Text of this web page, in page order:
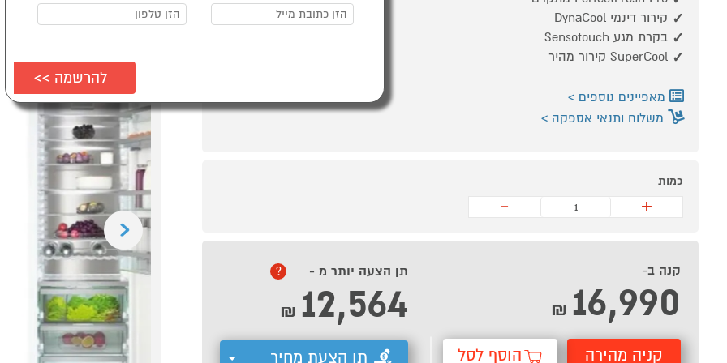
Previous
קירור דינמי DynaCool
בקרת מגע Sensotouch
SuperCool קירור מהיר
מאפיינים נוספים
משלוח ותנאי אספקה
כמות
+
-
קנה ב-
16,990
₪
קניה מהירה הוסף לסל
תן הצעה יותר מ - ?
12,564
₪
תן הצעת מחיר